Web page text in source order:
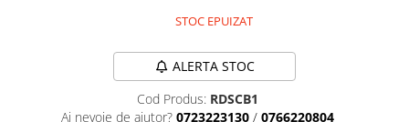
STOC EPUIZAT
ALERTA STOC
Cod Produs: RDSCB1
Ai nevoie de ajutor? 0723223130 / 0766220804